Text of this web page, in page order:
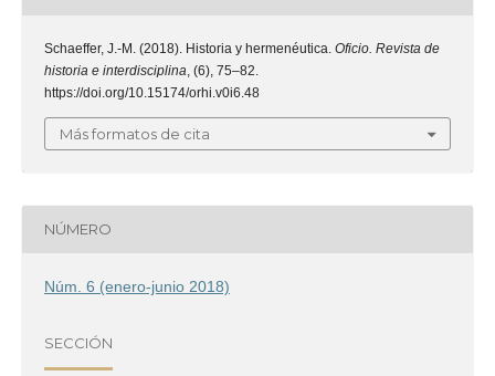
Schaeffer, J.-M. (2018). Historia y hermenéutica. Oficio. Revista de
historia e interdisciplina, (6), 75–82.
https://doi.org/10.15174/orhi.v0i6.48
Más formatos de cita
NÚMERO
Núm. 6 (enero-junio 2018)
SECCIÓN